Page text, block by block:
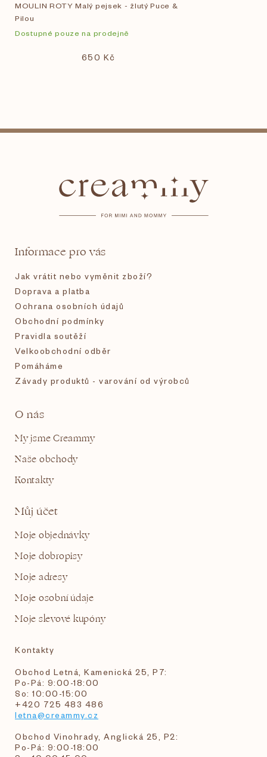
MOULIN ROTY Malý pejsek - žlutý Puce &
Pilou
Dostupné pouze na prodejně
650 Kč
Informace pro vás
Jak vrátit nebo vyměnit zboží?
Doprava a platba
Ochrana osobních údajů
Obchodní podmínky
Pravidla soutěží
Velkoobchodní odběr
Pomáháme
Závady produktů - varování od výrobců
O nás
My jsme Creammy
Naše obchody
Kontakty
Můj účet
Moje objednávky
Moje dobropisy
Moje adresy
Moje osobní údaje
Moje slevové kupóny
Kontakty
Obchod Letná, Kamenická 25, P7:
Po-Pá: 9:00-18:00
So: 10:00-15:00
+420 725 483 486
letna@creammy.cz
Obchod Vinohrady, Anglická 25, P2:
Po-Pá: 9:00-18:00